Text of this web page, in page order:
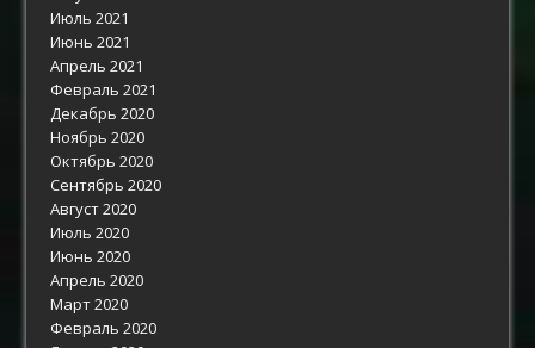
Июль 2021
Июнь 2021
Апрель 2021
Февраль 2021
Декабрь 2020
Ноябрь 2020
Октябрь 2020
Сентябрь 2020
Август 2020
Июль 2020
Июнь 2020
Апрель 2020
Март 2020
Февраль 2020